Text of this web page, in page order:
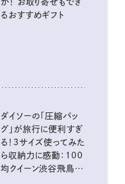
か！ お取り寄せもでき
るおすすめギフト
ダイソーの「圧縮バッ
グ」が旅行に便利すぎ
る！3サイズ使ってみた
ら収納力に感動：100
均クイーン渋谷飛鳥の